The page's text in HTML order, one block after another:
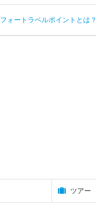
フォートラベルポイントとは？
ツアー